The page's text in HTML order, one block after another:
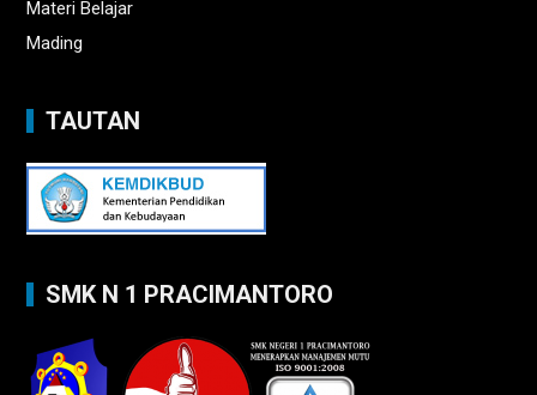
Materi Belajar
Mading
TAUTAN
SMK N 1 PRACIMANTORO